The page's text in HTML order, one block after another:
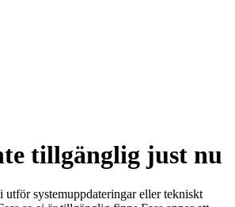
tillgänglig just nu
utför systemuppdateringar eller tekniskt